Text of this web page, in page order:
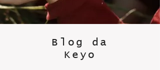
Blog da
Keyo